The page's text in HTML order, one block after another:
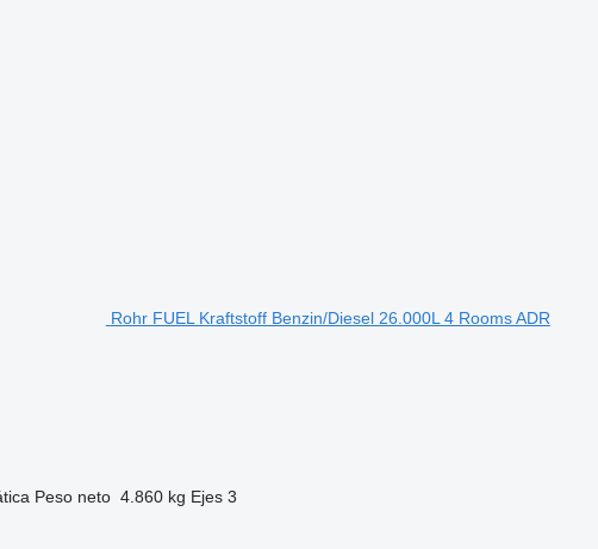
Rohr FUEL Kraftstoff Benzin/Diesel 26.000L 4 Rooms ADR
Peso neto 4.860 kg Ejes 3